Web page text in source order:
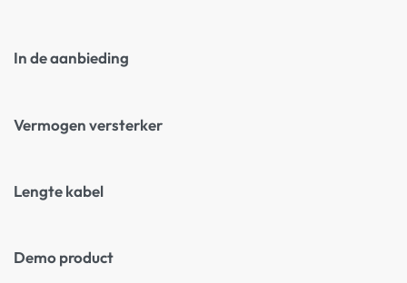
In de aanbieding
Vermogen versterker
Lengte kabel
Demo product